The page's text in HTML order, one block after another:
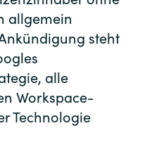
allgemein
steht
alle
Workspace-
Technologie